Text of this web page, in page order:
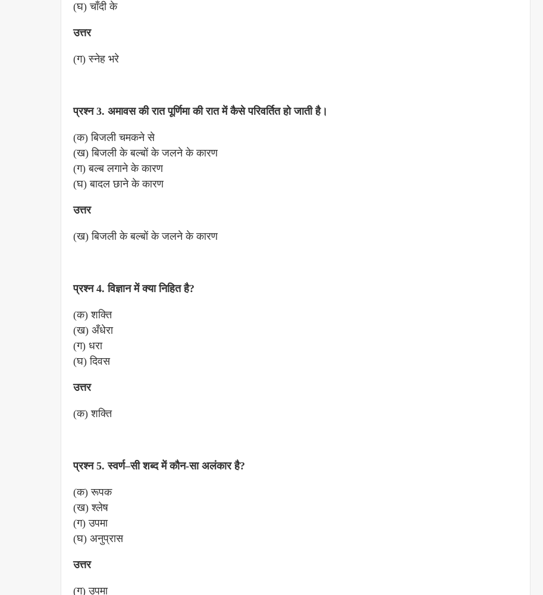
(घ) चाँदी के
उत्तर
(ग) स्नेह भरे
प्रश्न 3. अमावस की रात पूर्णिमा की रात में कैसे परिवर्तित हो जाती है।
(क) बिजली चमकने से
(ख) बिजली के बल्बों के जलने के कारण
(ग) बल्ब लगाने के कारण
(घ) बादल छाने के कारण
उत्तर
(ख) बिजली के बल्बों के जलने के कारण
प्रश्न 4. विज्ञान में क्या निहित है?
(क) शक्ति
(ख) अँधेरा
(ग) धरा
(घ) दिवस
उत्तर
(क) शक्ति
प्रश्न 5. स्वर्ण–सी शब्द में कौन-सा अलंकार है?
(क) रूपक
(ख) श्लेष
(ग) उपमा
(घ) अनुप्रास
उत्तर
(ग) उपमा